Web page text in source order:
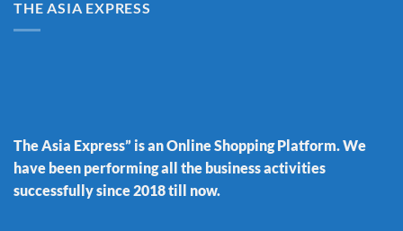
THE ASIA EXPRESS
The Asia Express” is an Online Shopping Platform. We
have been performing all the business activities
successfully since 2018 till now.